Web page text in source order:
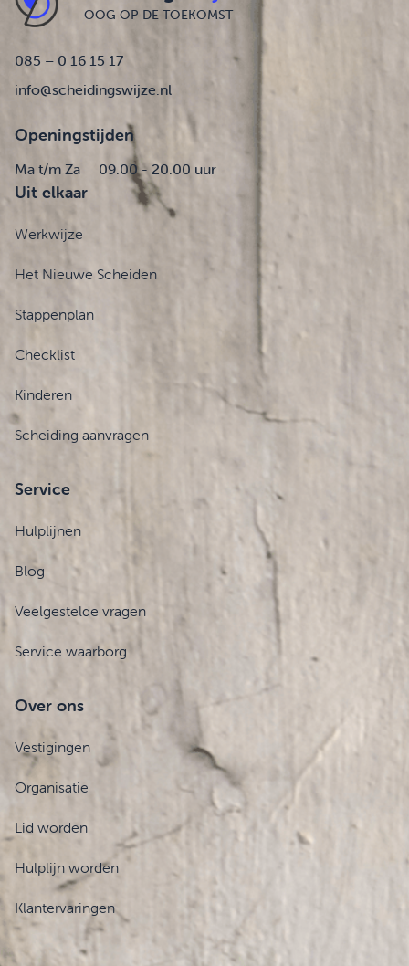
OOG OP DE TOEKOMST
085 – 0 16 15 17
info@scheidingswijze.nl
Openingstijden
Ma t/m Za 09.00 - 20.00 uur
Uit elkaar
Werkwijze
Het Nieuwe Scheiden
Stappenplan
Checklist
Kinderen
Scheiding aanvragen
Service
Hulplijnen
Blog
Veelgestelde vragen
Service waarborg
Over ons
Vestigingen
Organisatie
Lid worden
Hulplijn worden
Klantervaringen